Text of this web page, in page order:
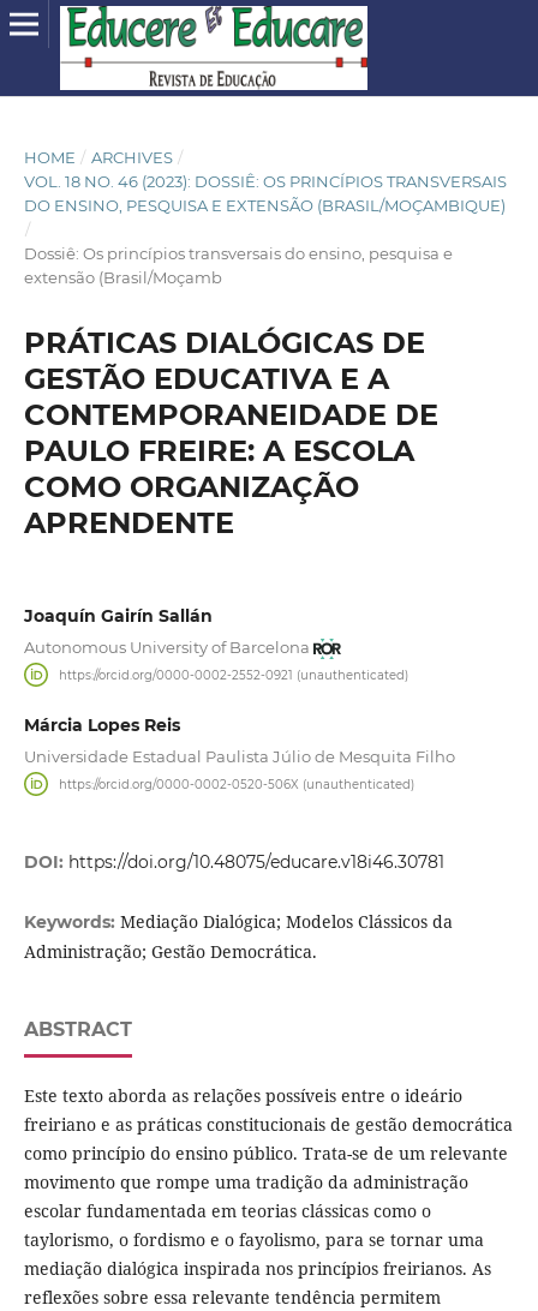
HOME / ARCHIVES /
VOL. 18 NO. 46 (2023): DOSSIÊ: OS PRINCÍPIOS TRANSVERSAIS
DO ENSINO, PESQUISA E EXTENSÃO (BRASIL/MOÇAMBIQUE)
/
Dossiê: Os princípios transversais do ensino, pesquisa e
extensão (Brasil/Moçamb
PRÁTICAS DIALÓGICAS DE
GESTÃO EDUCATIVA E A
CONTEMPORANEIDADE DE
PAULO FREIRE: A ESCOLA
COMO ORGANIZAÇÃO
APRENDENTE
Joaquín Gairín Sallán
Autonomous University of Barcelona
https://orcid.org/0000-0002-2552-0921 (unauthenticated)
Márcia Lopes Reis
Universidade Estadual Paulista Júlio de Mesquita Filho
https://orcid.org/0000-0002-0520-506X (unauthenticated)
DOI: https://doi.org/10.48075/educare.v18i46.30781
Keywords: Mediação Dialógica; Modelos Clássicos da
Administração; Gestão Democrática.
ABSTRACT
Este texto aborda as relações possíveis entre o ideário
freiriano e as práticas constitucionais de gestão democrática
como princípio do ensino público. Trata-se de um relevante
movimento que rompe uma tradição da administração
escolar fundamentada em teorias clássicas como o
taylorismo, o fordismo e o fayolismo, para se tornar uma
mediação dialógica inspirada nos princípios freirianos. As
reflexões sobre essa relevante tendência permitem